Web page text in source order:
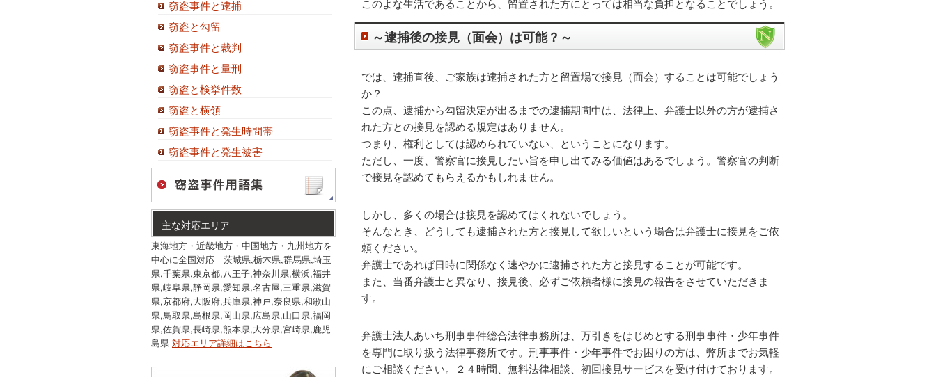
このよな生活であることから、留置された方にとっては相当な負担となることでしょう。
～逮捕後の接見（面会）は可能？～
では、逮捕直後、ご家族は逮捕された方と留置場で接見（面会）することは可能でしょう
か？
この点、逮捕から勾留決定が出るまでの逮捕期間中は、法律上、弁護士以外の方が逮捕さ
れた方との接見を認める規定はありません。
つまり、権利としては認められていない、ということになります。
ただし、一度、警察官に接見したい旨を申し出てみる価値はあるでしょう。警察官の判断
で接見を認めてもらえるかもしれません。
しかし、多くの場合は接見を認めてはくれないでしょう。
そんなとき、どうしても逮捕された方と接見して欲しいという場合は弁護士に接見をご依
頼ください。
弁護士であれば日時に関係なく速やかに逮捕された方と接見することが可能です。
また、当番弁護士と異なり、接見後、必ずご依頼者様に接見の報告をさせていただきま
す。
弁護士法人あいち刑事事件総合法律事務所は、万引きをはじめとする刑事事件・少年事件
を専門に取り扱う法律事務所です。刑事事件・少年事件でお困りの方は、弊所までお気軽
にご相談ください。２４時間、無料法律相談、初回接見サービスを受け付けております。
窃盗事件と逮捕
窃盗と勾留
窃盗事件と裁判
窃盗事件と量刑
窃盗と検挙件数
窃盗と横領
窃盗事件と発生時間帯
窃盗事件と発生被害
主な対応エリア
東海地方・近畿地方・中国地方・九州地方を
中心に全国対応 茨城県,栃木県,群馬県,埼玉
県,千葉県,東京都,八王子,神奈川県,横浜,福井
県,岐阜県,静岡県,愛知県,名古屋,三重県,滋賀
県,京都府,大阪府,兵庫県,神戸,奈良県,和歌山
県,鳥取県,島根県,岡山県,広島県,山口県,福岡
県,佐賀県,長崎県,熊本県,大分県,宮崎県,鹿児
島県 対応エリア詳細はこちら